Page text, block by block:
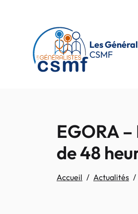
Les
CSMF
EGORA
de 48
Accueil Actualités